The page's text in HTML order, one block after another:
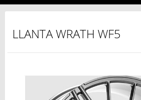
LLANTA WRATH WF5